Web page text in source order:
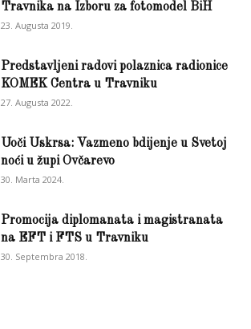
Travnika na Izboru za fotomodel BiH
23. Augusta 2019.
Predstavljeni radovi polaznica radionice
KOMEK Centra u Travniku
27. Augusta 2022.
Uoči Uskrsa: Vazmeno bdijenje u Svetoj
noći u župi Ovčarevo
30. Marta 2024.
Promocija diplomanata i magistranata
na EFT i FTS u Travniku
30. Septembra 2018.